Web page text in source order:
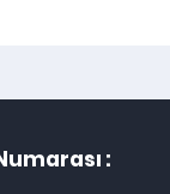
: